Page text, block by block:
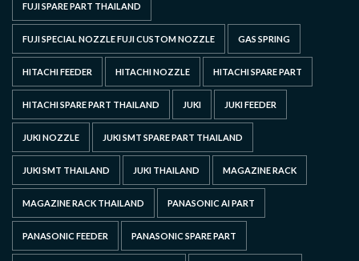
FUJI SPARE PART THAILAND
FUJI SPECIAL NOZZLE FUJI CUSTOM NOZZLE GAS SPRING
HITACHI FEEDER HITACHI NOZZLE HITACHI SPARE PART
HITACHI SPARE PART THAILAND JUKI JUKI FEEDER
JUKI NOZZLE JUKI SMT SPARE PART THAILAND
JUKI SMT THAILAND JUKI THAILAND MAGAZINE RACK
MAGAZINE RACK THAILAND PANASONIC AI PART
PANASONIC FEEDER PANASONIC SPARE PART